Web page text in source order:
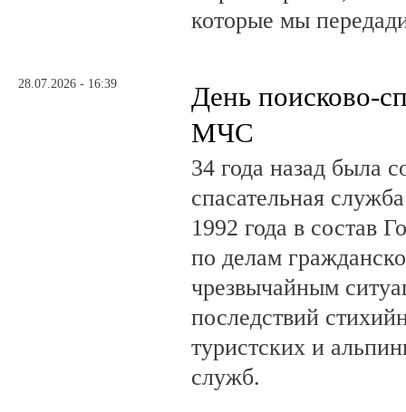
которые мы
28.07.2026 - 16:39
День поисково-
МЧС
34 года назад была
спасательная
1992 года в состав
по делам
чрезвычайным
последствий
туристских и
служб.